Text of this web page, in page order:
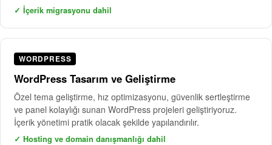
✓ İçerik migrasyonu dahil
WORDPRESS
WordPress Tasarım ve Geliştirme
Özel tema geliştirme, hız optimizasyonu, güvenlik sertleştirme
ve panel kolaylığı sunan WordPress projeleri geliştiriyoruz.
İçerik yönetimi pratik olacak şekilde yapılandırılır.
✓ Hosting ve domain danışmanlığı dahil